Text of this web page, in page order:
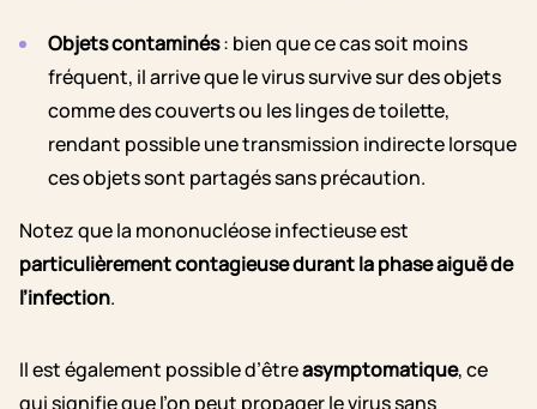
Objets contaminés: bien que ce cas soit moins
fréquent, il arrive que le virus survive sur des objets
comme des couverts ou les linges de toilette,
rendant possible une transmission indirecte lorsque
ces objets sont partagés sans précaution.
Notez que la mononucléose infectieuse est
particulièrement contagieuse durant la phase aiguë de
l’infection.
Il est également possible d’êtreasymptomatique, ce
qui signifie que l’on peut propager le virus sans